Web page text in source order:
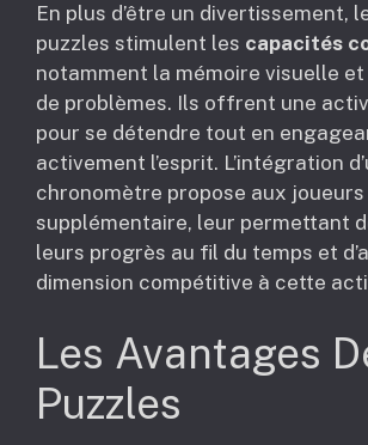
En plus d’être un divertissement,
puzzles stimulent les capacités
notamment la mémoire visuelle
de problèmes. Ils offrent une
pour se détendre tout en
activement l’esprit. L’intégration
chronomètre propose aux joueurs
supplémentaire, leur permettant
leurs progrès au fil du temps et
dimension compétitive à cette
Les Avantages
Puzzles